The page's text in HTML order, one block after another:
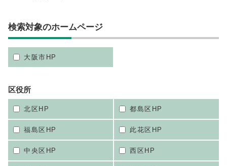
検索対象のホームページ
大阪市HP
区役所
北区HP 都島区HP
福島区HP 此花区HP
中央区HP 西区HP